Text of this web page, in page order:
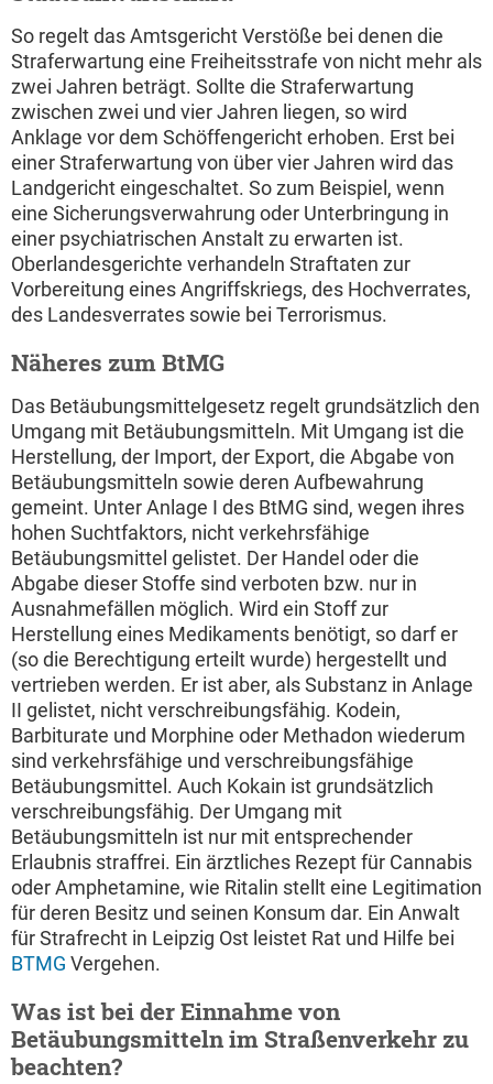
So regelt das Amtsgericht Verstöße bei denen die
Straferwartung eine Freiheitsstrafe von nicht mehr als
zwei Jahren beträgt. Sollte die Straferwartung
zwischen zwei und vier Jahren liegen, so wird
Anklage vor dem Schöffengericht erhoben. Erst bei
einer Straferwartung von über vier Jahren wird das
Landgericht eingeschaltet. So zum Beispiel, wenn
eine Sicherungsverwahrung oder Unterbringung in
einer psychiatrischen Anstalt zu erwarten ist.
Oberlandesgerichte verhandeln Straftaten zur
Vorbereitung eines Angriffskriegs, des Hochverrates,
des Landesverrates sowie bei Terrorismus.
Näheres zum BtMG
Das Betäubungsmittelgesetz regelt grundsätzlich den
Umgang mit Betäubungsmitteln. Mit Umgang ist die
Herstellung, der Import, der Export, die Abgabe von
Betäubungsmitteln sowie deren Aufbewahrung
gemeint. Unter Anlage I des BtMG sind, wegen ihres
hohen Suchtfaktors, nicht verkehrsfähige
Betäubungsmittel gelistet. Der Handel oder die
Abgabe dieser Stoffe sind verboten bzw. nur in
Ausnahmefällen möglich. Wird ein Stoff zur
Herstellung eines Medikaments benötigt, so darf er
(so die Berechtigung erteilt wurde) hergestellt und
vertrieben werden. Er ist aber, als Substanz in Anlage
II gelistet, nicht verschreibungsfähig. Kodein,
Barbiturate und Morphine oder Methadon wiederum
sind verkehrsfähige und verschreibungsfähige
Betäubungsmittel. Auch Kokain ist grundsätzlich
verschreibungsfähig. Der Umgang mit
Betäubungsmitteln ist nur mit entsprechender
Erlaubnis straffrei. Ein ärztliches Rezept für Cannabis
oder Amphetamine, wie Ritalin stellt eine Legitimation
für deren Besitz und seinen Konsum dar. Ein Anwalt
für Strafrecht in Leipzig Ost leistet Rat und Hilfe bei
BTMG Vergehen.
Was ist bei der Einnahme von
Betäubungsmitteln im Straßenverkehr zu
beachten?